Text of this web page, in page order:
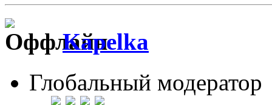
Kapelka
Глобальный модератор